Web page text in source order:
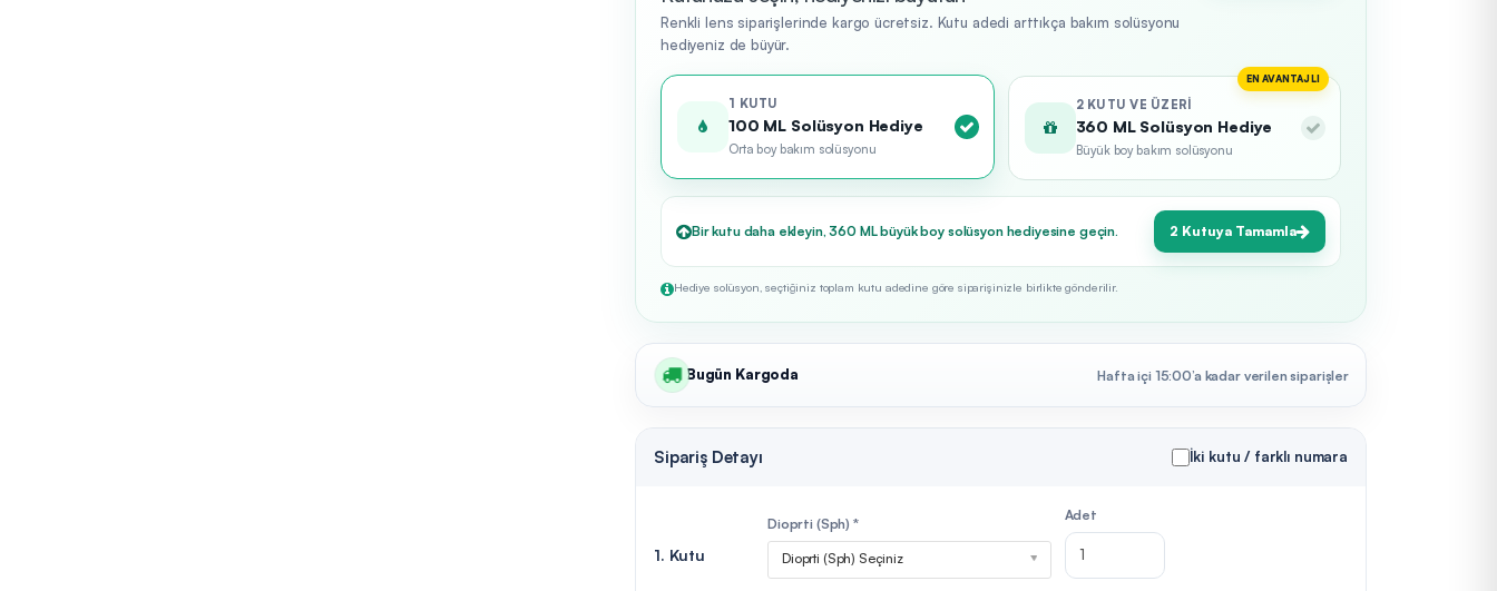
Renkli lens siparişlerinde kargo ücretsiz. Kutu adedi arttıkça bakım solüsyonu
hediyeniz de büyür.
1 KUTU
100 ML Solüsyon Hediye
Orta boy bakım solüsyonu
EN AVANTAJLI
2 KUTU VE ÜZERI
360 ML Solüsyon Hediye
Büyük boy bakım solüsyonu
Bir kutu daha ekleyin, 360 ML büyük boy solüsyon hediyesine geçin. 2 Kutuya Tamamla
Hediye solüsyon, seçtiğiniz toplam kutu adedine göre siparişinizle birlikte gönderilir.
Bugün Kargoda Hafta içi 15:00’a kadar verilen siparişler
Sipariş Detayı İki kutu / farklı numara
1. Kutu
Dioprti (Sph) *
Dioprti (Sph) Seçiniz
Adet